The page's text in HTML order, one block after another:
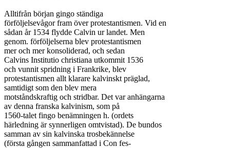
Alltifrån början gingo ständiga
förföljelsevågor fram över protestantismen. Vid en
sådan år 1534 flydde Calvin ur landet. Men
genom. förföljelserna blev protestantismen
mer och mer konsoliderad, och sedan
Calvins Institutio christiana utkommit 1536
och vunnit spridning i Frankrike, blev
protestantismen allt klarare kalvinskt präglad,
samtidigt som den blev mera
motståndskraftig och stridbar. Det var anhängarna
av denna franska kalvinism, som på
1560-talet fingo benämningen h. (ordets
härledning är synnerligen omtvistad). De bundos
samman av sin kalvinska trosbekännelse
(första gången sammanfattad i Con fes-